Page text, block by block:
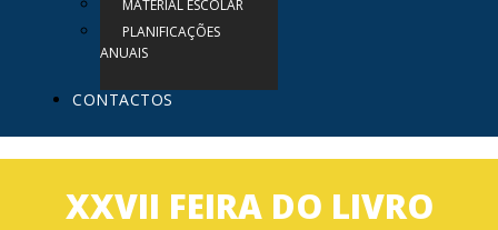
MATERIAL ESCOLAR
PLANIFICAÇÕES
ANUAIS
CONTACTOS
XXVII FEIRA DO LIVRO